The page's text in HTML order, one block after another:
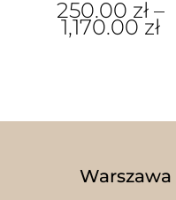
250.00 zł–
1,170.00 zł
Warszawa